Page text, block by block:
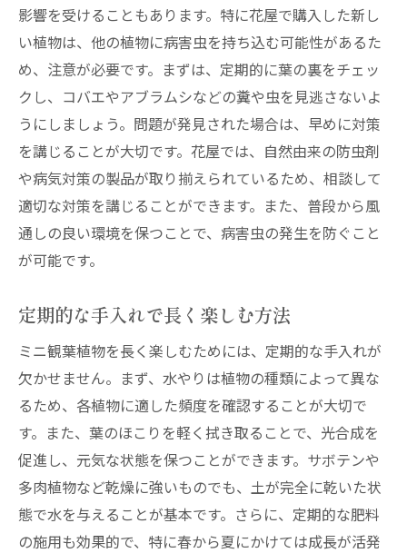
影響を受けることもあります。特に花屋で購入した新し
い植物は、他の植物に病害虫を持ち込む可能性があるた
め、注意が必要です。まずは、定期的に葉の裏をチェッ
クし、コバエやアブラムシなどの糞や虫を見逃さないよ
うにしましょう。問題が発見された場合は、早めに対策
を講じることが大切です。花屋では、自然由来の防虫剤
や病気対策の製品が取り揃えられているため、相談して
適切な対策を講じることができます。また、普段から風
通しの良い環境を保つことで、病害虫の発生を防ぐこと
が可能です。
定期的な手入れで長く楽しむ方法
ミニ観葉植物を長く楽しむためには、定期的な手入れが
欠かせません。まず、水やりは植物の種類によって異な
るため、各植物に適した頻度を確認することが大切で
す。また、葉のほこりを軽く拭き取ることで、光合成を
促進し、元気な状態を保つことができます。サボテンや
多肉植物など乾燥に強いものでも、土が完全に乾いた状
態で水を与えることが基本です。さらに、定期的な肥料
の施用も効果的で、特に春から夏にかけては成長が活発